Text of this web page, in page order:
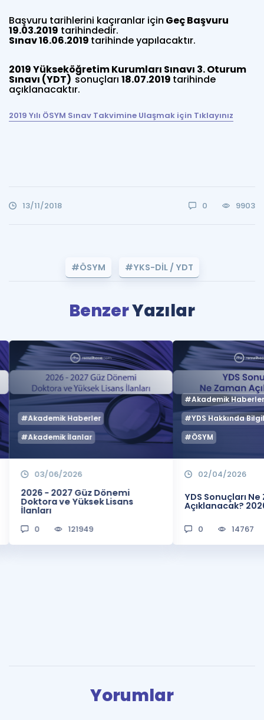
Blog
Başvuru tarihlerini kaçıranlar için Geç Başvuru
19.03.2019 tarihindedir.
Sınav 16.06.2019 tarihinde yapılacaktır.
2019Yükseköğretim Kurumları Sınavı 3. Oturum
Sınavı (YDT) sonuçları 18.07.2019 tarihinde
açıklanacaktır.
2019 Yılı ÖSYM Sınav Takvimine Ulaşmak için Tıklayınız
13/11/2018 0 9903
#ÖSYM #YKS-DİL / YDT
BenzerYazılar
#Akademik Haberler
#Akademik İlanlar
03/06/2026
2026 - 2027 Güz Dönemi
Doktora ve Yüksek Lisans
İlanları
0 121949
#Akademik
#YDS Hakkında
#ÖSYM
02/04/2026
YDS Sonuçları
Açıklanacak?
0 14767
Yorumlar